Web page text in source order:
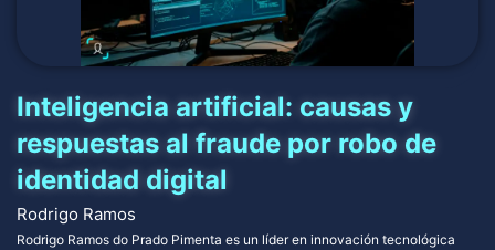
Rodrigo Ramos
Rodrigo Ramos do Prado Pimenta es un líder en innovación tecnológica
Inteligencia artificial: causas y
respuestas al fraude por robo de
identidad digital